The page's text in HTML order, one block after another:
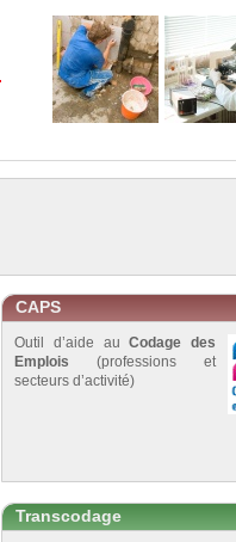
CAPS
Outil d’aide auCodage des
Emplois (professions et
secteurs d’activité)
Transcodage